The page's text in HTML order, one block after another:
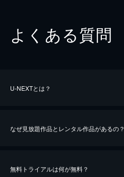
よくある質問
U-NEXTとは？
なぜ見放題作品とレンタル作品があるの？
無料トライアルは何が無料？